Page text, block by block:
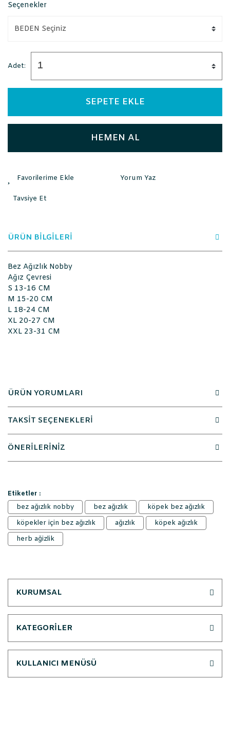
Seçenekler
Adet:
SEPETE EKLE
HEMEN AL
Yorum Yaz
Tavsiye Et
ÜRÜN BİLGİLERİ
Bez Ağızlık Nobby
Ağız Çevresi
S 13-16 CM
M 15-20 CM
L 18-24 CM
XL 20-27 CM
XXL 23-31 CM
ÜRÜN YORUMLARI
TAKSİT SEÇENEKLERİ
ÖNERİLERİNİZ
Etiketler :
bez ağızlık nobby
bez ağızlık
köpek bez ağızlık
köpekler için bez ağızlık
ağızlık
köpek ağızlık
herb ağizlik
KURUMSAL
KATEGORİLER
KULLANICI MENÜSÜ